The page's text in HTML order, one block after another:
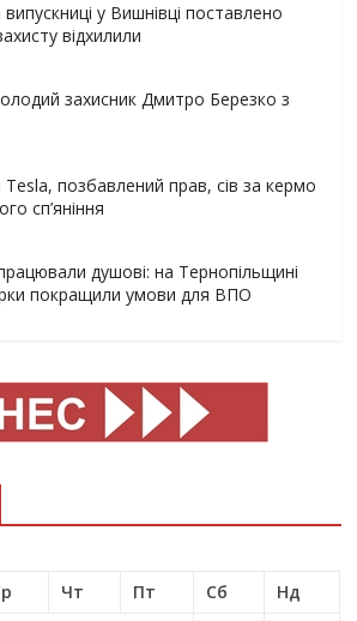
у Вишнівці поставлено
відхилили
захисник Дмитро Березко з
Tesla, позбавлений прав, сів за кермо
сп’яніння
душові: на Тернопільщині
покращили умови для ВПО
Чт Пт Сб
Нд